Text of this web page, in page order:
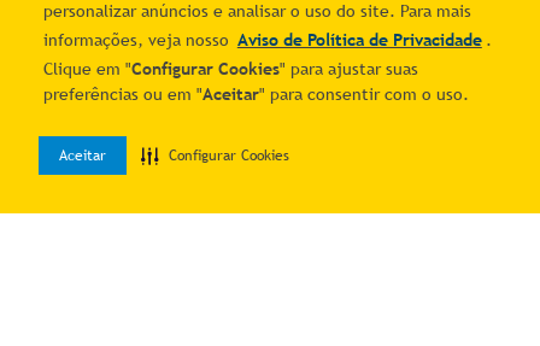
personalizar anúncios e analisar o uso do site. Para mais
informações, veja nosso Aviso de Política de Privacidade .
Clique em "Configurar Cookies" para ajustar suas
preferências ou em "Aceitar" para consentir com o uso.
Aceitar Configurar Cookies
1